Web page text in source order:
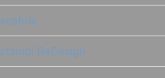
scatole
stampi ReDesign